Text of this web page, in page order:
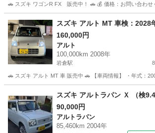
🚗 スズキ ワゴンR FX 販売中！ 🚗 💰 価格：お問い合わせ
愛知 岩倉市 岩倉駅 ワゴンＲ ワゴンR
スズキ アルト MT 車検：2028
160,000円
アルト
100,000km 2008年
岩倉駅
🚗 スズキ アルト MT 車 販売中 🚗 【車両情報】 ・年式：
岩倉駅 アルト 車両
スズキ アルトラパン Ｘ （検9.4
90,000円
アルトラパン
85,460km 2004年